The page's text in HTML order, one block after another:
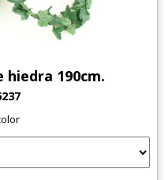
hiedra 190cm.